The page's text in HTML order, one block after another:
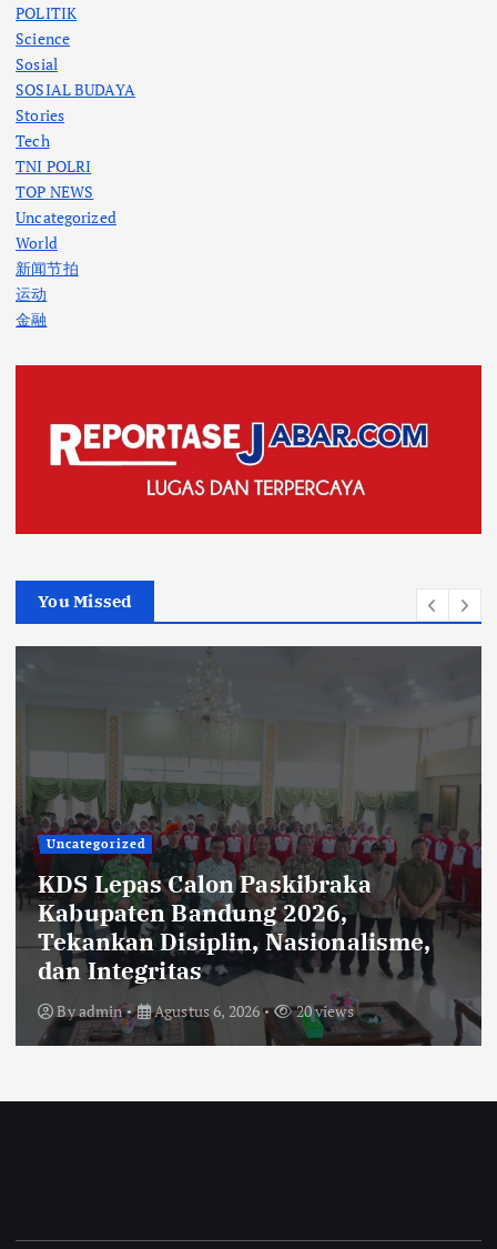
POLITIK
Science
Sosial
SOSIAL BUDAYA
Stories
Tech
TNI POLRI
TOP NEWS
Uncategorized
World
新闻节拍
运动
金融
You Missed
Uncategorized
KDS Lepas Calon Paskibraka
Kabupaten Bandung 2026,
Tekankan Disiplin, Nasionalisme,
dan Integritas
Byadmin Agustus 6, 2026 20 views